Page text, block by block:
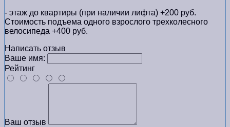
- этаж до квартиры (при наличии лифта) +200 руб.
Стоимость подъема одного взрослого трехколесного
велосипеда +400 руб.
Написать отзыв
Ваше имя:
Рейтинг
Ваш отзыв